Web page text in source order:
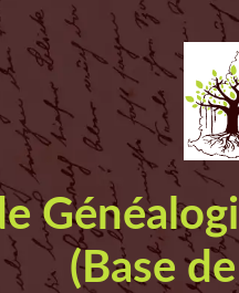
(Base